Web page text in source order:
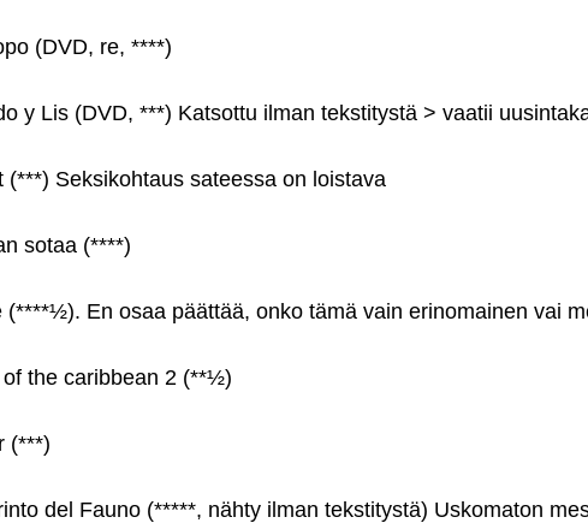
(DVD, re, ****)
y Lis (DVD, ***) Katsottu ilman tekstitystä > vaatii
(***) Seksikohtaus sateessa on loistava
sotaa (****)
(****½). En osaa päättää, onko tämä vain erinomainen vai
the caribbean 2 (**½)
(***)
del Fauno (*****, nähty ilman tekstitystä) Uskomaton